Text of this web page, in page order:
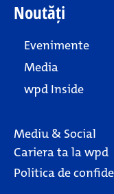
Noutăți
Evenimente
Media
wpd Inside
Mediu & Social
Cariera ta la wpd
Politica de